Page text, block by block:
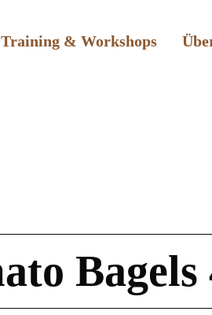
Training & Workshops
Bagels